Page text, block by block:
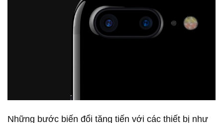
Những bước biến đổi tăng tiến với các thiết bị như